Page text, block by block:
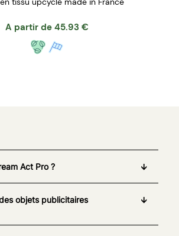
A partir de 45.93 €
Act Pro ?
objets publicitaires